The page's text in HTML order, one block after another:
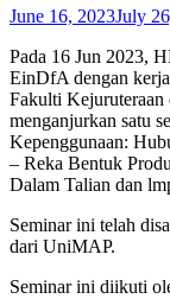
June 16, 2023July
Pada 16 Jun 2023,
EinDfA dengan
Fakulti
menganjurkan satu
Kepenggunaan:
– Reka Bentuk
Dalam Talian dan
Seminar ini telah
dari UniMAP.
Seminar ini diikuti